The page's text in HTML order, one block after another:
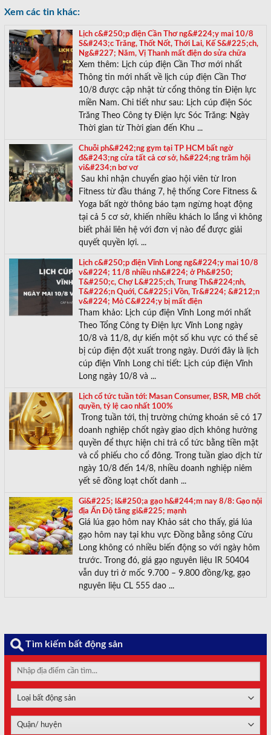
Xem các tin khác:
Lịch c&#250;p điện Cần Thơ ng&#224;y mai 10/8
S&#243;c Trăng, Thốt Nốt, Thới Lai, Kế S&#225;ch,
Ng&#227; Năm, Vị Thanh mất điện do sửa chữa
Xem thêm: Lịch cúp điện Cần Thơ mới nhất
Thông tin mới nhất về lịch cúp điện Cần Thơ
10/8 được cập nhật từ cổng thông tin Điện lực
miền Nam. Chi tiết như sau: Lịch cúp điện Sóc
Trăng Theo Công ty Điện lực Sóc Trăng: Ngày
Thời gian từ Thời gian đến Khu ...
Chuỗi ph&#242;ng gym tại TP HCM bất ngờ
đ&#243;ng cửa tất cả cơ sở, h&#224;ng trăm hội
vi&#234;n bơ vơ
Sau khi nhận chuyển giao hội viên từ Iron
Fitness từ đầu tháng 7, hệ thống Core Fitness &
Yoga bất ngờ thông báo tạm ngừng hoạt động
tại cả 5 cơ sở, khiến nhiều khách lo lắng vì không
biết phải liên hệ với đơn vị nào để được giải
quyết quyền lợi. ...
Lịch c&#250;p điện Vĩnh Long ng&#224;y mai 10/8
v&#224; 11/8 nhiều nh&#224; ở Ph&#250;
T&#250;c, Chợ L&#225;ch, Trung Th&#224;nh,
T&#226;n Quới, C&#225;i Vồn, Tr&#224; &#212;n
v&#224; Mỏ C&#224;y bị mất điện
Tham khảo: Lịch cúp điện Vĩnh Long mới nhất
Theo Tổng Công ty Điện lực Vĩnh Long ngày
10/8 và 11/8, dự kiến một số khu vực có thể sẽ
bị cúp điện đột xuất trong ngày. Dưới đây là lịch
cúp điện Vĩnh Long chi tiết: Lịch cúp điện Vĩnh
Long ngày 10/8 và ...
Lịch cổ tức tuần tới: Masan Consumer, BSR, MB chốt
quyền, tỷ lệ cao nhất 100%
Trong tuần tới, thị trường chứng khoán sẽ có 17
doanh nghiệp chốt ngày giao dịch không hưởng
quyền để thực hiện chi trả cổ tức bằng tiền mặt
và cổ phiếu cho cổ đông. Trong tuần giao dịch từ
ngày 10/8 đến 14/8, nhiều doanh nghiệp niêm
yết sẽ đồng loạt chốt danh ...
Gi&#225; l&#250;a gạo h&#244;m nay 8/8: Gạo nội
địa Ấn Độ tăng gi&#225; mạnh
Giá lúa gạo hôm nay Khảo sát cho thấy, giá lúa
gạo hôm nay tại khu vực Đồng bằng sông Cửu
Long không có nhiều biến động so với ngày hôm
trước. Trong đó, giá gạo nguyên liệu IR 50404
vẫn duy trì ở mốc 9.700 – 9.800 đồng/kg, gạo
nguyên liệu CL 555 dao ...
Tìm kiếm bất động sản